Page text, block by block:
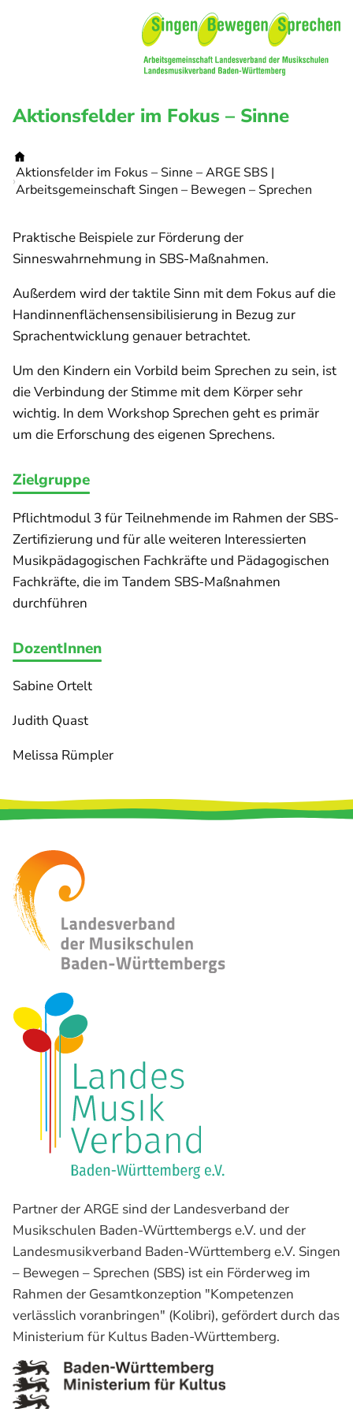
Aktionsfelder im Fokus – Sinne
Startseite
Aktionsfelder im Fokus – Sinne – ARGE SBS |
Arbeitsgemeinschaft Singen – Bewegen – Sprechen
Praktische Beispiele zur Förderung der
Sinneswahrnehmung in SBS-Maßnahmen.
Außerdem wird der taktile Sinn mit dem Fokus auf die
Handinnenflächensensibilisierung in Bezug zur
Sprachentwicklung genauer betrachtet.
Um den Kindern ein Vorbild beim Sprechen zu sein, ist
die Verbindung der Stimme mit dem Körper sehr
wichtig. In dem Workshop Sprechen geht es primär
um die Erforschung des eigenen Sprechens.
Zielgruppe
Pflichtmodul 3 für Teilnehmende im Rahmen der SBS-
Zertifizierung und für alle weiteren Interessierten
Musikpädagogischen Fachkräfte und Pädagogischen
Fachkräfte, die im Tandem SBS-Maßnahmen
durchführen
DozentInnen
Sabine Ortelt
Judith Quast
Melissa Rümpler
Partner der ARGE sind der Landesverband der
Musikschulen Baden-Württembergs e.V. und der
Landesmusikverband Baden-Württemberg e.V. Singen
– Bewegen – Sprechen (SBS) ist ein Förderweg im
Rahmen der Gesamtkonzeption "Kompetenzen
verlässlich voranbringen" (Kolibri), gefördert durch das
Ministerium für Kultus Baden-Württemberg.